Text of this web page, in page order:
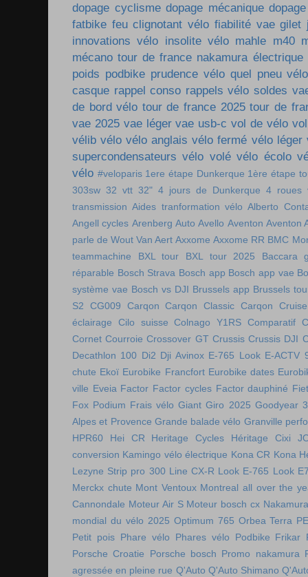
dopage cyclisme dopage mécanique
fatbike feu clignotant vélo fiabilité vae gilet
innovations vélo insolite vélo mahle m40
mécano tour de france nakamura électrique
poids podbike prudence vélo quel pneu vélo
casque rappel conso rappels vélo soldes
de bord vélo tour de france 2025 tour de
vae 2025 vae léger vae usb-c vol de vélo
vélib vélo vélo anglais vélo fermé vélo léger
supercondensateurs vélo volé vélo écolo
vélo #veloparis 1ere étape Dunkerque 1ère étape
303sw 32 vtt 32" 4 jours de Dunkerque 4 roues
transmission Aides tranformation vélo Alberto
Angell cycles Arenberg Auto Avello Aventon Aventon
parle de Wout Van Aert Axxome Axxome RR BMC
teammachine
BXL tour BXL tour 2025
Baccara
réparable Bosch Strava Bosch app Bosch app vae
système vae Bosch vs DJI Brussels app Brussels
S2
CG009 Carqon Carqon Classic Carqon Cruise
éclairage
Cilo suisse Colnago Y1RS Comparatif
Cornet Courroie Crossover GT Crussis Crussis DJI
Decathlon 100 Di2 Dji Avinox E-765 Look E-ACTV
chute Ekoï Eurobike Francfort Eurobike dates
ville Eveia Factor Factor cycles Factor dauphiné
Fox Podium Frais vélo Giant Giro 2025 Goodyear
Alpes et Provence Grande balade vélo Granville
HPR60
Hei CR Heritage Cycles Héritage Cixi
conversion Kamingo vélo électrique Kona CR Kona
Lezyne Strip pro 300 Line CX-R Look E-765 Look
Merckx chute Mont Ventoux Montreal all over the
Cannondale Moteur Air S Moteur bosch cx
mondial du vélo 2025 Optimum 765 Orbea Terra
Petit pois Phare vélo Phares vélo Podbike Frikar
Porsche Croatie
Porsche bosch Promo nakamura
agressée en pleine rue Q'Auto Q'Auto Shimano